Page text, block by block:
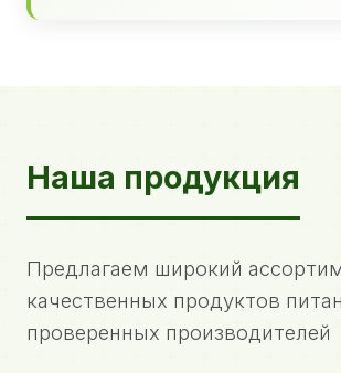
Наша продукция
Предлагаем широкий
качественных продуктов
проверенных производителей